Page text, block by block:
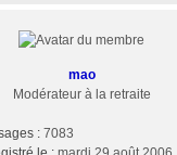
mao
Modérateur à la retraite
: 7083